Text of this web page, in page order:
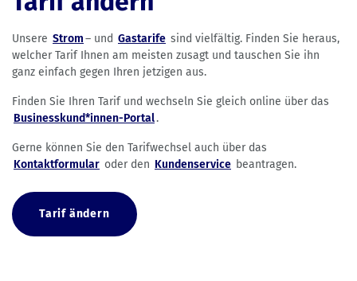
Unsere Strom– und Gastarife sind vielfältig. Finden Sie heraus,
welcher Tarif Ihnen am meisten zusagt und tauschen Sie ihn
ganz einfach gegen Ihren jetzigen aus.
Finden Sie Ihren Tarif und wechseln Sie gleich online über das
Businesskund*innen-Portal.
Gerne können Sie den Tarifwechsel auch über das
Kontaktformular oder den Kundenservice beantragen.
Tarif ändern